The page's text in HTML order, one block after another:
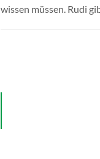
wissen müssen. Rudi